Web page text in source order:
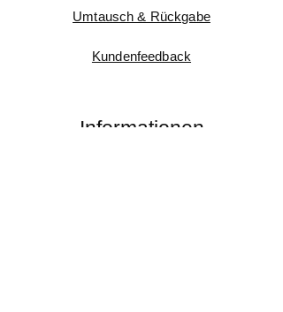
Umtausch & Rückgabe
Kundenfeedback
Informationen